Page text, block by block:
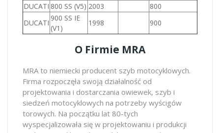
DUCATI 800 SS (V5) 2003
800
DUCATI
900 SS IE
(V1)
1998 900
O Firmie MRA
MRA to niemiecki producent szyb motocyklowych.
Firma rozpoczęła swoją działalność od
projektowania i dostarczania owiewek, szyb i
siedzeń motocyklowych na potrzeby wyścigów
torowych. Na początku lat 80-tych
wyspecjalizowała się w projektowaniu i produkcji